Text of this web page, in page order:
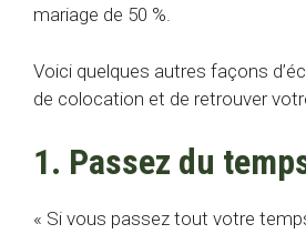
mariage de 50 %.
Voici quelques autres façons
de colocation et de retrouver
1. Passez du
« Si vous passez tout votre